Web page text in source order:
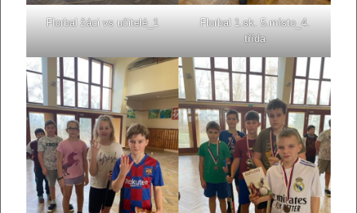
Florbal žáci vs učitelé_1
Florbal 1.sk. 5.místo_4.
třída